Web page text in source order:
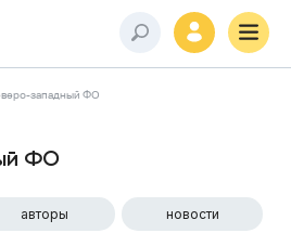
западный ФО
ФО
авторы новости